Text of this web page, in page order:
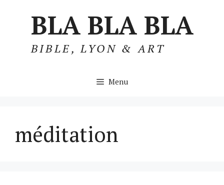
contenuBLA BLA BLA
BIBLE, LYON & ART
Menu
méditation